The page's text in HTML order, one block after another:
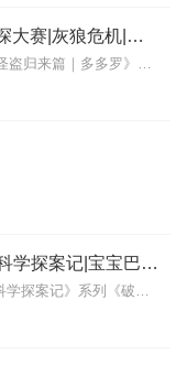
神探迈克狐· 千面怪盗|侦探大赛|灰狼危机|多多罗
新专辑点击收听《神探迈克狐·怪盗归来篇｜多多罗》！！！>>>点击进入主播橱窗购买《神探迈克狐》系列图书吧!<<<多多罗故事【点击前往】收听多多罗其他好玩有趣的故...
破坏者联盟篇2·猴子警长科学探案记|宝宝巴士故事
【适听年龄】7岁+《猴子警长科学探案记》系列《破坏者联盟篇1·猴子警长科学探案记》>>>《破坏者联盟篇2·猴子警长科学探案记》>>>《破坏者联盟篇3·猴子警长科...